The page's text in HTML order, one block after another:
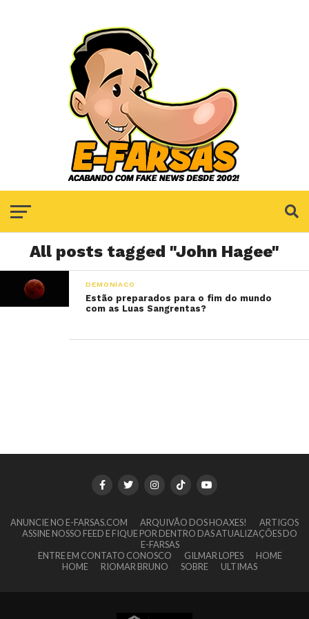
All posts tagged "John Hagee"
DEMONÍACO
Estão preparados para o fim do mundo
com as Luas Sangrentas?
ANUNCIE NO E-FARSAS.COM ARQUIVÃO DOS HOAXES!
ARTIGOS
ASSINE NOSSO FEED E FIQUE POR DENTRO DAS ATUALIZAÇÕES DO
E-FARSAS
ENTRE EM CONTATO CONOSCO
GILMAR LOPES
HOME
HOME
RIOMAR BRUNO SOBRE ULTIMAS